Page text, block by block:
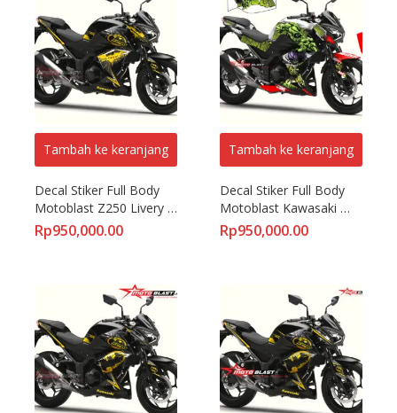
Tambah ke keranjang
Decal Stiker Full Body
Motoblast Z250 Livery
Black Dark Night Logo II
Rp950,000.00
Tambah ke keranjang
Decal Stiker Full Body
Motoblast Kawasaki
Z250 Livery White Hulk
Rp950,000.00